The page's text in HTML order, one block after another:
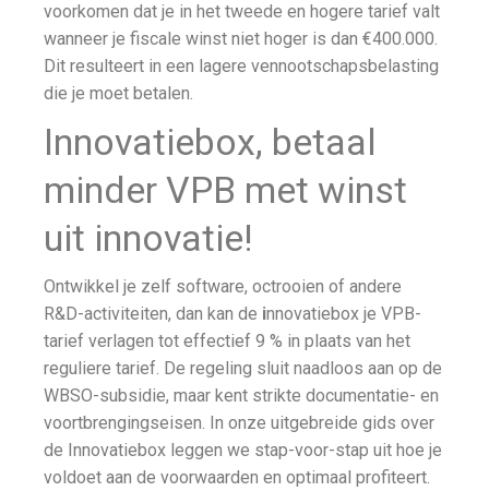
voorkomen dat je in het tweede en hogere tarief valt
wanneer je fiscale winst niet hoger is dan €400.000.
Dit resulteert in een lagere vennootschapsbelasting
die je moet betalen.
Innovatiebox, betaal
minder VPB met winst
uit innovatie!
Ontwikkel je zelf software, octrooien of andere
R&D-activiteiten, dan kan de innovatiebox je VPB-
tarief verlagen tot effectief 9 % in plaats van het
reguliere tarief. De regeling sluit naadloos aan op de
WBSO-subsidie, maar kent strikte documentatie- en
voortbrengings­eisen. In onze uitgebreide gids over
de Innovatiebox leggen we stap-voor-stap uit hoe je
voldoet aan de voorwaarden en optimaal profiteert.